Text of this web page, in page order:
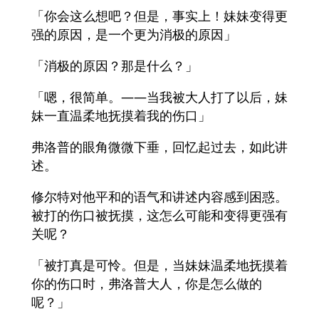
「你会这么想吧？但是，事实上！妹妹变得更
强的原因，是一个更为消极的原因」
「消极的原因？那是什么？」
「嗯，很简单。——当我被大人打了以后，妹
妹一直温柔地抚摸着我的伤口」
弗洛普的眼角微微下垂，回忆起过去，如此讲
述。
修尔特对他平和的语气和讲述内容感到困惑。
被打的伤口被抚摸，这怎么可能和变得更强有
关呢？
「被打真是可怜。但是，当妹妹温柔地抚摸着
你的伤口时，弗洛普大人，你是怎么做的
呢？」